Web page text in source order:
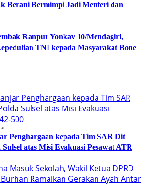
Berani Bermimpi Jadi Menteri dan
Ranpur Yonkav 10/Mendagiri,
TNI kepada Masyarakat Bone
Penghargaan kepada Tim SAR Dit
Sulsel atas Misi Evakuasi Pesawat ATR